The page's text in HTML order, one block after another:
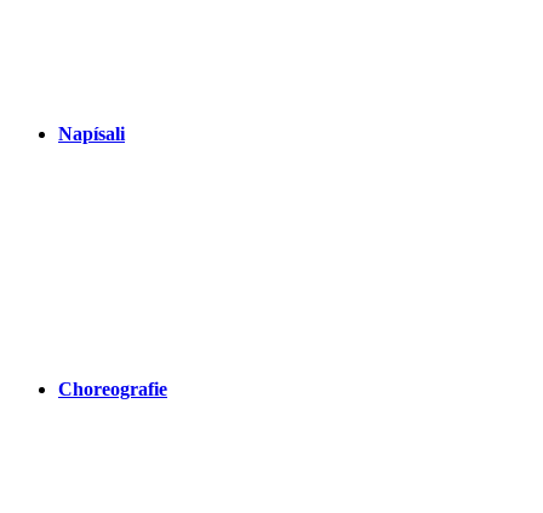
Napísali
Choreografie